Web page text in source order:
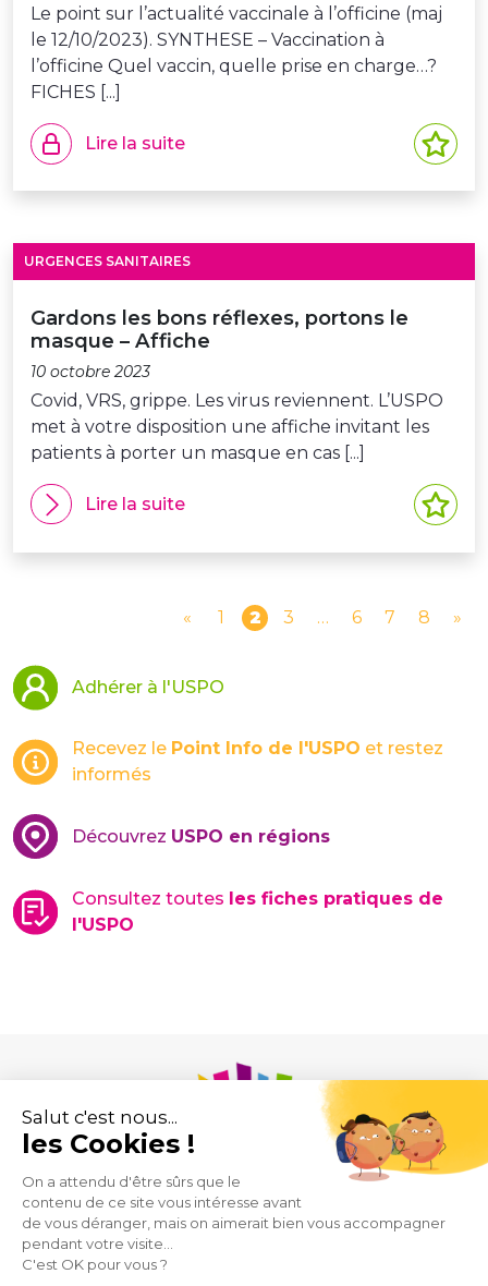
Le point sur l’actualité vaccinale à l’officine (maj
le 12/10/2023). SYNTHESE – Vaccination à
l’officine Quel vaccin, quelle prise en charge…?
FICHES [...]
Lire la suite
URGENCES SANITAIRES
Gardons les bons réflexes, portons le
masque – Affiche
10 octobre 2023
Covid, VRS, grippe. Les virus reviennent. L’USPO
met à votre disposition une affiche invitant les
patients à porter un masque en cas [...]
Lire la suite
« 1 2 3 … 6 7 8 »
Adhérer à l'USPO
Recevez le Point Info de l'USPO et restez
informés
Découvrez USPO en régions
Consultez toutes les fiches pratiques de
l'USPO
Union des Syndicats de Pharmaciens d’Officine
43 rue de Provence